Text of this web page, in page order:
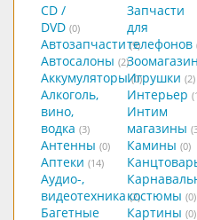
CD /
DVD (0)
Автозапчасти (9)
Автосалоны (2)
Аккумуляторы (0)
Алкоголь,
вино,
водка (3)
Антенны (0)
Аптеки (14)
Аудио-,
видеотехника (2)
Багетные
Запчасти
для
телефонов
Игрушки (2)
Интерьер
Интим
магазины
Камины (0)
костюмы (0)
Картины (0)